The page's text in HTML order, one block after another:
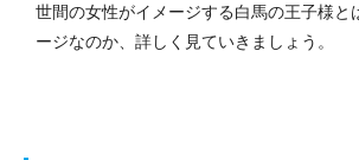
世間の女性がイメージする白馬の王子様と
ージなのか、詳しく見ていきましょう。